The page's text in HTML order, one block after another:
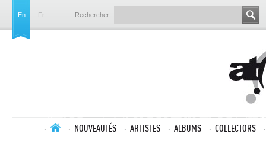
En Fr Rechercher
NOUVEAUTÉS ARTISTES ALBUMS COLLECTORS